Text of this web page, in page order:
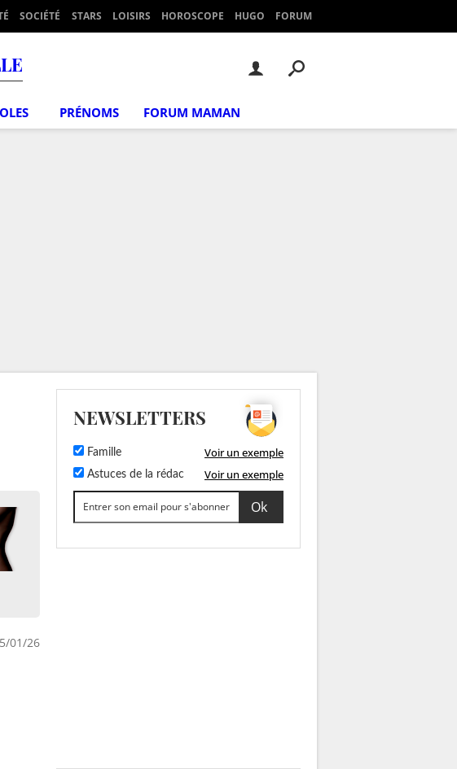
SOCIÉTÉ STARS LOISIRS HOROSCOPE HUGO FORUM
PRÉNOMS FORUM MAMAN
01/26
NEWSLETTERS
Famille Voir un exemple
Astuces de la rédac Voir un exemple